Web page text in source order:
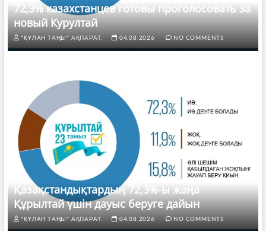
72,3% казахстанцев готовы проголосовать за
новый Курултай
"ҚҰЛАН ТАҢЫ" АҚПАРАТ. 04.08.2026 NO COMMENTS
Қазақстандықтардың 72,3%-ы жаңа
Құрылтай үшін дауыс беруге дайын
"ҚҰЛАН ТАҢЫ" АҚПАРАТ. 04.08.2026 NO COMMENTS